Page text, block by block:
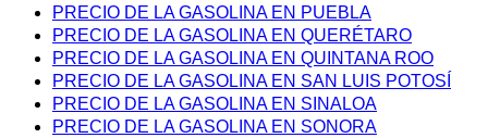
PRECIO DE LA GASOLINA EN PUEBLA
PRECIO DE LA GASOLINA EN QUERÉTARO
PRECIO DE LA GASOLINA EN QUINTANA ROO
PRECIO DE LA GASOLINA EN SAN LUIS POTOSÍ
PRECIO DE LA GASOLINA EN SINALOA
PRECIO DE LA GASOLINA EN SONORA